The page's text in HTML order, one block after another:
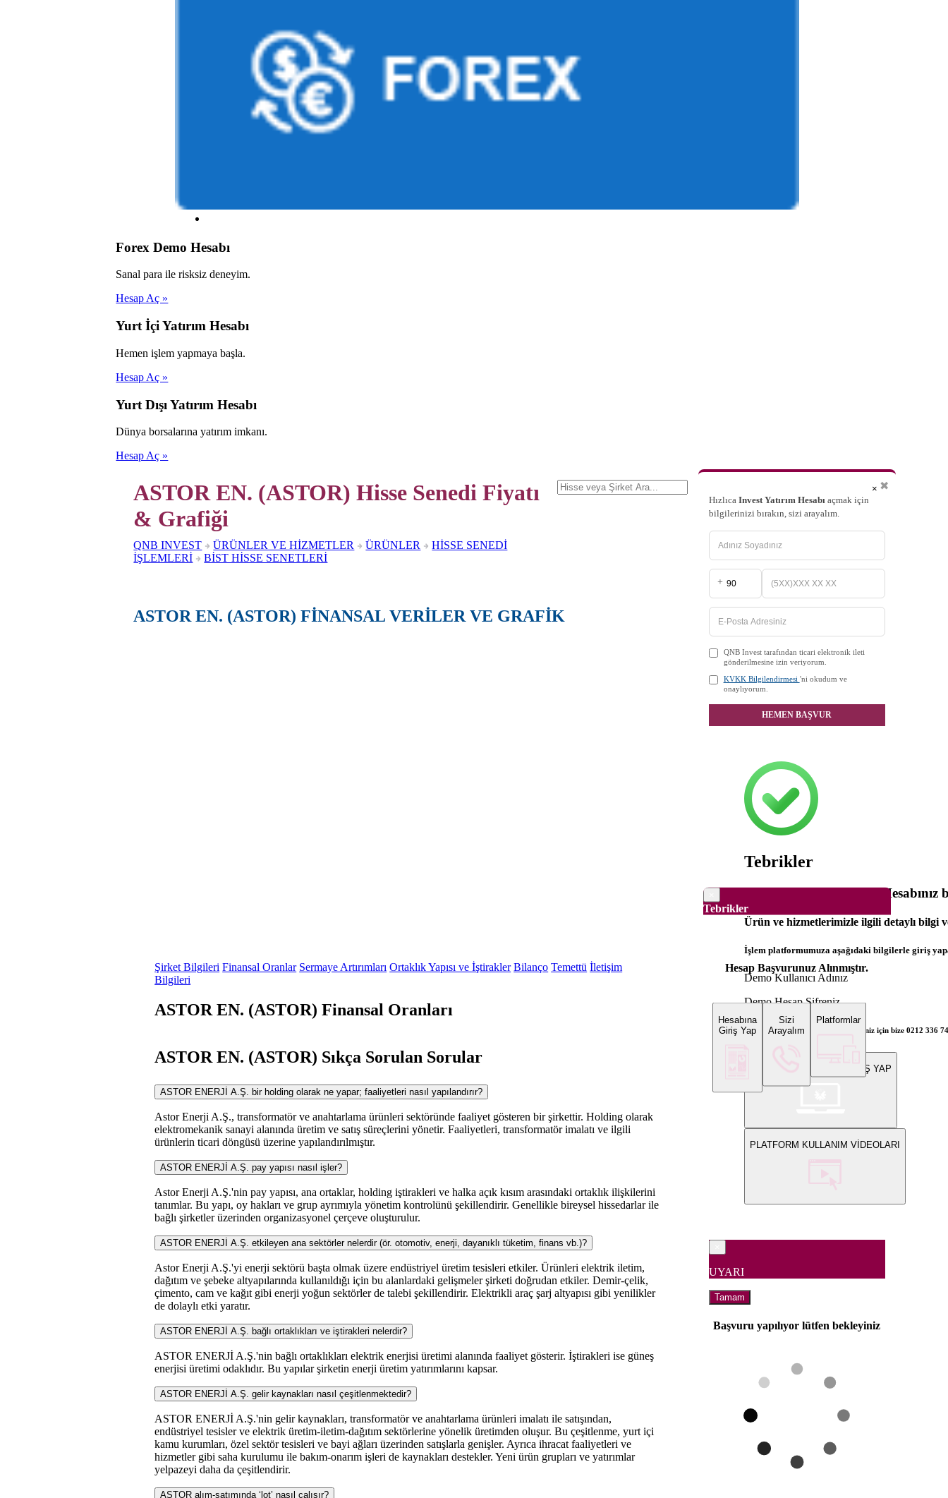
Forex Demo Hesabı
Sanal para ile risksiz deneyim.
Hesap Aç »
Yurt İçi Yatırım Hesabı
Hemen işlem yapmaya başla.
Hesap Aç »
Yurt Dışı Yatırım Hesabı
Dünya borsalarına yatırım imkanı.
Hesap Aç »
ASTOR EN. (ASTOR) Hisse SenediFiyatı
& Grafiği
QNB INVEST ÜRÜNLER VE HİZMETLER ÜRÜNLER
HİSSE SENEDİ
İŞLEMLERİ
BİST HİSSE SENETLERİ
ASTOR EN. (ASTOR) FİNANSAL VERİLER VE GRAFİK
Şirket Bilgileri Finansal Oranlar Sermaye Artırımları Ortaklık Yapısı ve İştirakler Bilanço Temettü İletişim
Bilgileri
ASTOR EN. (ASTOR) Finansal Oranları
ASTOR EN. (ASTOR) Sıkça Sorulan Sorular
ASTOR ENERJİ A.Ş. bir holding olarak ne yapar; faaliyetleri nasıl yapılandırır?
Astor Enerji A.Ş., transformatör ve anahtarlama ürünleri sektöründe faaliyet gösteren bir şirkettir. Holding olarak
elektromekanik sanayi alanında üretim ve satış süreçlerini yönetir. Faaliyetleri, transformatör imalatı ve ilgili
ürünlerin ticari döngüsü üzerine yapılandırılmıştır.
ASTOR ENERJİ A.Ş. pay yapısı nasıl işler?
Astor Enerji A.Ş.'nin pay yapısı, ana ortaklar, holding iştirakleri ve halka açık kısım arasındaki ortaklık ilişkilerini
tanımlar. Bu yapı, oy hakları ve grup ayrımıyla yönetim kontrolünü şekillendirir. Genellikle bireysel hissedarlar ile
bağlı şirketler üzerinden organizasyonel çerçeve oluşturulur.
ASTOR ENERJİ A.Ş. etkileyen ana sektörler nelerdir (ör. otomotiv, enerji, dayanıklı tüketim, finans vb.)?
Astor Enerji A.Ş.'yi enerji sektörü başta olmak üzere endüstriyel üretim tesisleri etkiler. Ürünleri elektrik iletim,
dağıtım ve şebeke altyapılarında kullanıldığı için bu alanlardaki gelişmeler şirketi doğrudan etkiler. Demir-çelik,
çimento, cam ve kağıt gibi enerji yoğun sektörler de talebi şekillendirir. Elektrikli araç şarj altyapısı gibi yenilikler
de dolaylı etki yaratır.
ASTOR ENERJİ A.Ş. bağlı ortaklıkları ve iştirakleri nelerdir?
ASTOR ENERJİ A.Ş.'nin bağlı ortaklıkları elektrik enerjisi üretimi alanında faaliyet gösterir. İştirakleri ise güneş
enerjisi üretimi odaklıdır. Bu yapılar şirketin enerji üretim yatırımlarını kapsar.
ASTOR ENERJİ A.Ş. gelir kaynakları nasıl çeşitlenmektedir?
ASTOR ENERJİ A.Ş.'nin gelir kaynakları, transformatör ve anahtarlama ürünleri imalatı ile satışından,
endüstriyel tesisler ve elektrik üretim-iletim-dağıtım sektörlerine yönelik üretimden oluşur. Bu çeşitlenme, yurt içi
kamu kurumları, özel sektör tesisleri ve bayi ağları üzerinden satışlarla genişler. Ayrıca ihracat faaliyetleri ve
hizmetler gibi saha kurulumu ile bakım-onarım işleri de kaynakları destekler. Yeni ürün grupları ve yatırımlar
yelpazeyi daha da çeşitlendirir.
ASTOR alım-satımında ‘lot’ nasıl çalışır?
✖
Hızlıca Invest Yatırım Hesabıaçmak için
bilgilerinizi bırakın, sizi arayalım.
+
QNB Invest tarafından ticari elektronik ileti
gönderilmesine izin veriyorum.
KVKK Bilgilendirmesi 'ni okudum ve
onaylıyorum.
HEMEN BAŞVUR
Tebrikler
Hesap Başvurunuz Alınmıştır.
Hesabına
Giriş Yap
Sizi
Arayalım
Platformlar
×
Tebrikler
Dünya Borsaları Demo
Ürün ve hizmetlerimizle ilgili detaylı bilgi
İşlem platformumuza aşağıdaki bilgilerle giriş
Demo Kullanıcı Adınız
Demo Hesap Şifreniz
Bilgi ve gerçek hesap açılış talepleriniz için bize 0212 336
WEB PLATFORMUNA GİRİŞ YAP
PLATFORM KULLANIM VİDEOLARI
UYARI
Tamam
Başvuru yapılıyor lütfen bekleyiniz